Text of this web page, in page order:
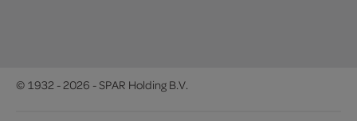
© 1932 - 2026 - SPAR Holding B.V.